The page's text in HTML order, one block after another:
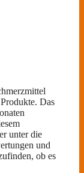
Das
unter die
und
ob es